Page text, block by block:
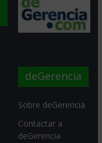
deGerencia
Sobre deGerencia
Contactar a
deGerencia